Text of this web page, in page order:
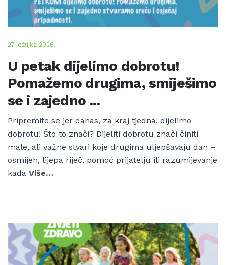
27. ožujka 2026.
U petak dijelimo dobrotu!
Pomažemo drugima, smiješimo
se i zajedno ...
Pripremite se jer danas, za kraj tjedna, dijelimo
dobrotu! Što to znači? Dijeliti dobrotu znači činiti
male, ali važne stvari koje drugima uljepšavaju dan –
osmijeh, lijepa riječ, pomoć prijatelju ili razumijevanje
kada Više…